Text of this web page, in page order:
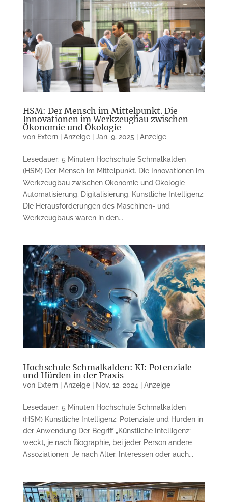
HSM: Der Mensch im Mittelpunkt. Die
Innovationen im Werkzeugbau zwischen
Ökonomie und Ökologie
von Extern | Anzeige| Jan. 9, 2025 Anzeige
Lesedauer: 5 Minuten Hochschule Schmalkalden
(HSM) Der Mensch im Mittelpunkt. Die Innovationen im
Werkzeugbau zwischen Ökonomie und Ökologie
Automatisierung, Digitalisierung, Künstliche Intelligenz:
Die Herausforderungen des Maschinen- und
Werkzeugbaus waren in den...
Hochschule Schmalkalden: KI: Potenziale
und Hürden in der Praxis
von Extern | Anzeige| Nov. 12, 2024 Anzeige
Lesedauer: 5 Minuten Hochschule Schmalkalden
(HSM) Künstliche Intelligenz: Potenziale und Hürden in
der Anwendung Der Begriff „Künstliche Intelligenz“
weckt, je nach Biographie, bei jeder Person andere
Assoziationen: Je nach Alter, Interessen oder auch...